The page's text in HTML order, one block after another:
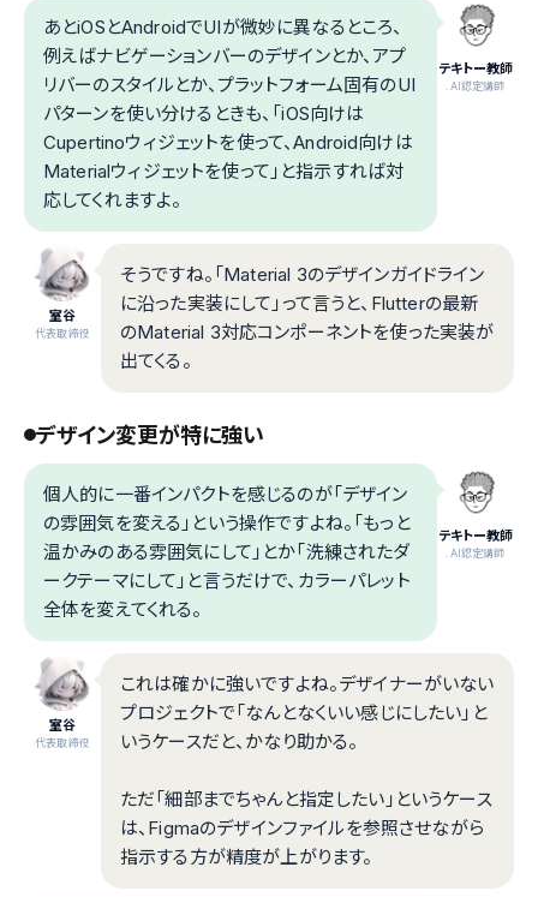
テキトー教師
.AI認定講師
あとiOSとAndroidでUIが微妙に異なるところ、
例えばナビゲーションバーのデザインとか、アプ
リバーのスタイルとか、プラットフォーム固有のUI
パターンを使い分けるときも、「iOS向けは
Cupertinoウィジェットを使って、Android向けは
Materialウィジェットを使って」と指示すれば対
応してくれますよ。
室谷
代表取締役
そうですね。「Material 3のデザインガイドライン
に沿った実装にして」って言うと、Flutterの最新
のMaterial 3対応コンポーネントを使った実装が
出てくる。
デザイン変更が特に強い
テキトー教師
.AI認定講師
個人的に一番インパクトを感じるのが「デザイン
の雰囲気を変える」という操作ですよね。「もっと
温かみのある雰囲気にして」とか「洗練されたダ
ークテーマにして」と言うだけで、カラーパレット
全体を変えてくれる。
室谷
代表取締役
これは確かに強いですよね。デザイナーがいない
プロジェクトで「なんとなくいい感じにしたい」と
いうケースだと、かなり助かる。
ただ「細部までちゃんと指定したい」というケース
は、Figmaのデザインファイルを参照させながら
指示する方が精度が上がります。